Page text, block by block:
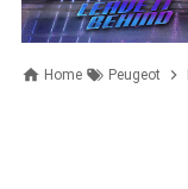
Home Peugeot